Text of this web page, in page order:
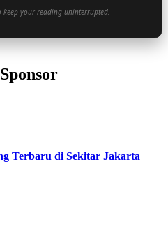
keep your reading uninterrupted.
Terbaru di Sekitar Jakarta